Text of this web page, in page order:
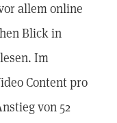
allem online
Blick in
Im
Content pro
von 52